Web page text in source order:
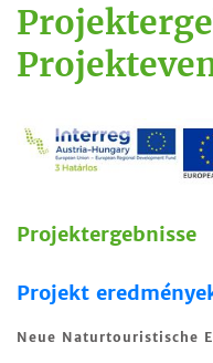
Projektergebnisse
Projekt
Neue Naturtouristische